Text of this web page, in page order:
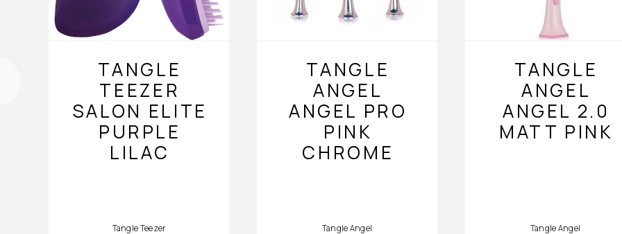
TANGLE
TEEZER
SALON ELITE
PURPLE
LILAC
Tangle Teezer
TANGLE
ANGEL
ANGEL PRO
PINK
CHROME
Tangle Angel
TANGLE
ANGEL
ANGEL 2.0
MATT PINK
Tangle Angel